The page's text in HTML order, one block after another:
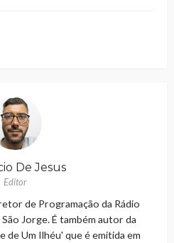
De Jesus
Editor
de Programação da Rádio
Jorge. É também autor da
de Um Ilhéu' que é emitida em